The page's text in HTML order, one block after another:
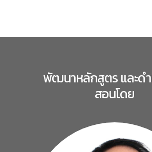
พัฒนาหลักสูตร และดำ
สอนโดย